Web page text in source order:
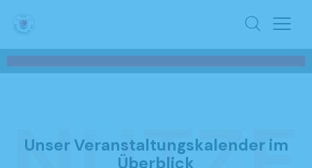
Unser Veranstaltungskalender im
Überblick